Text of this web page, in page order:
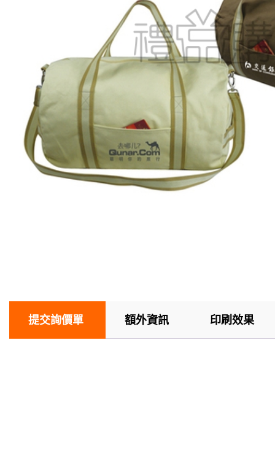
提交詢價單 額外資訊 印刷效果